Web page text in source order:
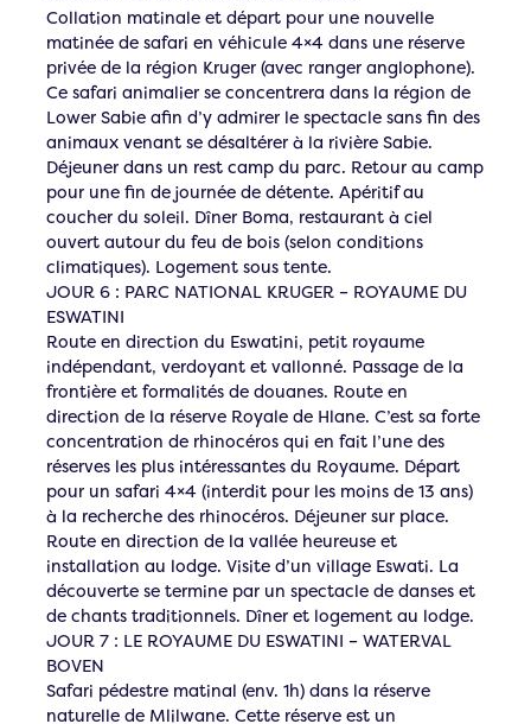
Collation matinale et départ pour une nouvelle
matinée de safari en véhicule 4×4 dans une réserve
privée de la région Kruger (avec ranger anglophone).
Ce safari animalier se concentrera dans la région de
Lower Sabie afin d’y admirer le spectacle sans fin des
animaux venant se désaltérer à la rivière Sabie.
Déjeuner dans un rest camp du parc. Retour au camp
pour une fin de journée de détente. Apéritif au
coucher du soleil. Dîner Boma, restaurant à ciel
ouvert autour du feu de bois (selon conditions
climatiques). Logement sous tente.
JOUR 6 : PARC NATIONAL KRUGER – ROYAUME DU
ESWATINI
Route en direction du Eswatini, petit royaume
indépendant, verdoyant et vallonné. Passage de la
frontière et formalités de douanes. Route en
direction de la réserve Royale de Hlane. C’est sa forte
concentration de rhinocéros qui en fait l’une des
réserves les plus intéressantes du Royaume. Départ
pour un safari 4×4 (interdit pour les moins de 13 ans)
à la recherche des rhinocéros. Déjeuner sur place.
Route en direction de la vallée heureuse et
installation au lodge. Visite d’un village Eswati. La
découverte se termine par un spectacle de danses et
de chants traditionnels. Dîner et logement au lodge.
JOUR 7 : LE ROYAUME DU ESWATINI – WATERVAL
BOVEN
Safari pédestre matinal (env. 1h) dans la réserve
naturelle de Mlilwane. Cette réserve est un